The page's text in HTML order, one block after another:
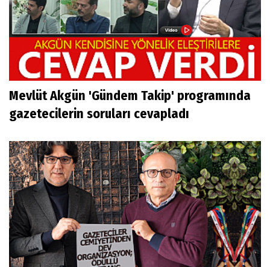
Mevlüt Akgün 'Gündem Takip' programında
gazetecilerin soruları cevapladı